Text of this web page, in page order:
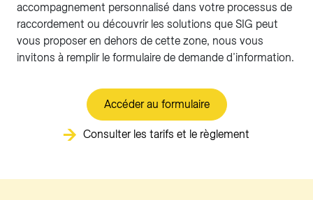
accompagnement personnalisé dans votre processus de
raccordement ou découvrir les solutions que SIG peut
vous proposer en dehors de cette zone, nous vous
invitons à remplir le formulaire de demande d’information.
Accéder au formulaire
Consulter les tarifs et le règlement